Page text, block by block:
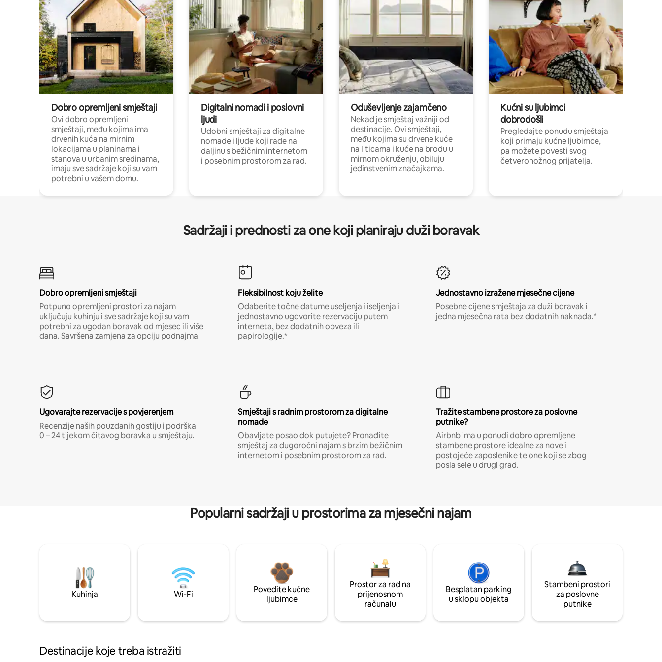
Dobro opremljeni smještaji
Ovi dobro opremljeni
smještaji, među kojima ima
drvenih kuća na mirnim
lokacijama u planinama i
stanova u urbanim sredinama,
imaju sve sadržaje koji su vam
potrebni u vašem domu.
Digitalni nomadi i poslovni
ljudi
Udobni smještaji za digitalne
nomade i ljude koji rade na
daljinu s bežičnim internetom
i posebnim prostorom za rad.
Oduševljenje zajamčeno
Nekad je smještaj važniji od
destinacije. Ovi smještaji,
među kojima su drvene kuće
na liticama i kuće na brodu u
mirnom okruženju, obiluju
jedinstvenim značajkama.
Kućni su ljubimci
dobrodošli
Pregledajte ponudu smještaja
koji primaju kućne ljubimce,
pa možete povesti svog
četveronožnog prijatelja.
Sadržaji i prednosti za one koji planiraju duži boravak
Dobro opremljeni smještaji
Potpuno opremljeni prostori za najam
uključuju kuhinju i sve sadržaje koji su vam
potrebni za ugodan boravak od mjesec ili više
dana. Savršena zamjena za opciju podnajma.
Fleksibilnost koju želite
Odaberite točne datume useljenja i iseljenja i
jednostavno ugovorite rezervaciju putem
interneta, bez dodatnih obveza ili
papirologije.*
Jednostavno izražene mjesečne cijene
Posebne cijene smještaja za duži boravak i
jedna mjesečna rata bez dodatnih naknada.*
Ugovarajte rezervacije s povjerenjem
Recenzije naših pouzdanih gostiju i podrška
0 – 24 tijekom čitavog boravka u smještaju.
Smještaji s radnim prostorom za digitalne
nomade
Obavljate posao dok putujete? Pronađite
smještaj za dugoročni najam s brzim bežičnim
internetom i posebnim prostorom za rad.
Tražite stambene prostore za poslovne
putnike?
Airbnb ima u ponudi dobro opremljene
stambene prostore idealne za nove i
postojeće zaposlenike te one koji se zbog
posla sele u drugi grad.
Popularni sadržaji u prostorima za mjesečni najam
Kuhinja Wi-Fi
Povedite kućne
ljubimce
Prostor za rad na
prijenosnom
računalu
Besplatan parking
u sklopu objekta
Stambeni prostori
za poslovne
putnike
Destinacije koje treba istražiti